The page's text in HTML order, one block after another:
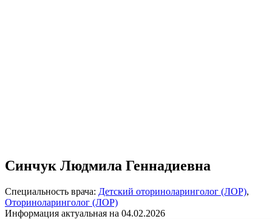
Синчук Людмила Геннадиевна
Специальность врача: Детский оториноларинголог (ЛОР),
Оториноларинголог (ЛОР)
Информация актуальная на 04.02.2026